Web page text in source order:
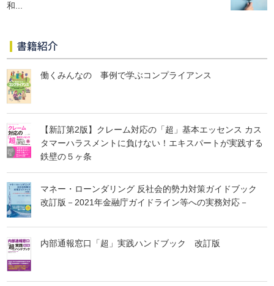
和...
書籍紹介
働くみんなの 事例で学ぶコンプライアンス
【新訂第2版】クレーム対応の「超」基本エッセンス カス
タマーハラスメントに負けない！エキスパートが実践する
鉄壁の５ヶ条
マネー・ローンダリング 反社会的勢力対策ガイドブック
改訂版－2021年金融庁ガイドライン等への実務対応－
内部通報窓口「超」実践ハンドブック 改訂版